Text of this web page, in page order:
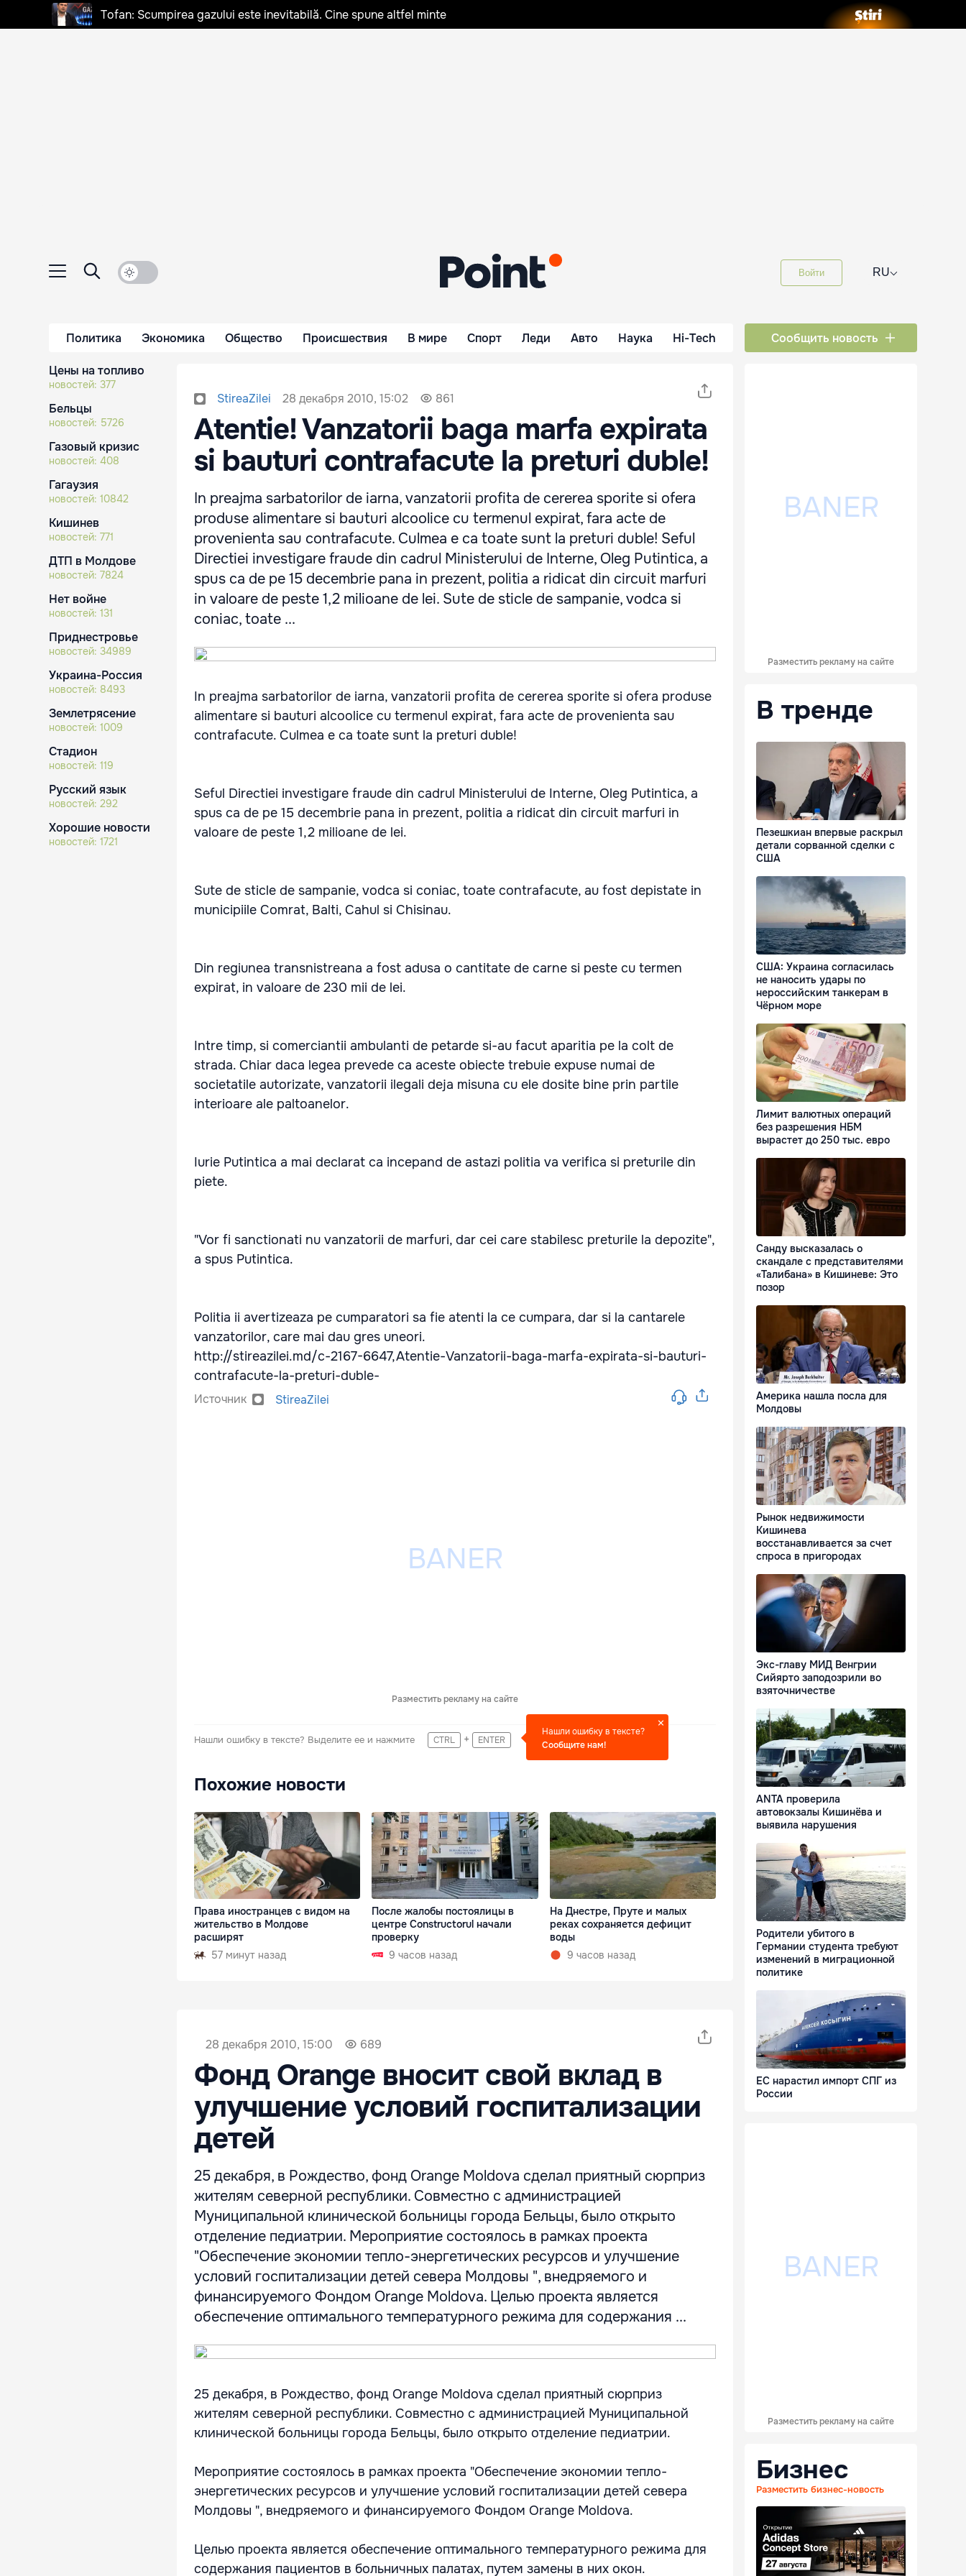
Tofan: Scumpirea gazului este inevitabilă. Cine spune altfel minte
Войти RU⌵
Политика Экономика Общество Происшествия В мире Спорт Леди Авто Наука Hi-Tech Сообщить новость
Цены на топливо
новостей: 377
Бельцы
новостей: 5726
Газовый кризис
новостей: 408
Гагаузия
новостей: 10842
Кишинев
новостей: 771
ДТП в Молдове
новостей: 7824
Нет войне
новостей: 131
Приднестровье
новостей: 34989
Украина-Россия
новостей: 8493
Землетрясение
новостей: 1009
Стадион
новостей: 119
Русский язык
новостей: 292
Хорошие новости
новостей: 1721
StireaZilei 28 декабря 2010, 15:02 861
Atentie! Vanzatorii baga marfa expirata
si bauturi contrafacute la preturi duble!
In preajma sarbatorilor de iarna, vanzatorii profita de cererea sporite si ofera
produse alimentare si bauturi alcoolice cu termenul expirat, fara acte de
provenienta sau contrafacute. Culmea e ca toate sunt la preturi duble! Seful
Directiei investigare fraude din cadrul Ministerului de Interne, Oleg Putintica, a
spus ca de pe 15 decembrie pana in prezent, politia a ridicat din circuit marfuri
in valoare de peste 1,2 milioane de lei. Sute de sticle de sampanie, vodca si
coniac, toate ...
In preajma sarbatorilor de iarna, vanzatorii profita de cererea sporite si ofera produse
alimentare si bauturi alcoolice cu termenul expirat, fara acte de provenienta sau
contrafacute. Culmea e ca toate sunt la preturi duble!
Seful Directiei investigare fraude din cadrul Ministerului de Interne, Oleg Putintica, a
spus ca de pe 15 decembrie pana in prezent, politia a ridicat din circuit marfuri in
valoare de peste 1,2 milioane de lei.
Sute de sticle de sampanie, vodca si coniac, toate contrafacute, au fost depistate in
municipiile Comrat, Balti, Cahul si Chisinau.
Din regiunea transnistreana a fost adusa o cantitate de carne si peste cu termen
expirat, in valoare de 230 mii de lei.
Intre timp, si comerciantii ambulanti de petarde si-au facut aparitia pe la colt de
strada. Chiar daca legea prevede ca aceste obiecte trebuie expuse numai de
societatile autorizate, vanzatorii ilegali deja misuna cu ele dosite bine prin partile
interioare ale paltoanelor.
Iurie Putintica a mai declarat ca incepand de astazi politia va verifica si preturile din
piete.
"Vor fi sanctionati nu vanzatorii de marfuri, dar cei care stabilesc preturile la depozite",
a spus Putintica.
Politia ii avertizeaza pe cumparatori sa fie atenti la ce cumpara, dar si la cantarele
vanzatorilor, care mai dau gres uneori.
http://stireazilei.md/c-2167-6647,Atentie-Vanzatorii-baga-marfa-expirata-si-bauturi-
contrafacute-la-preturi-duble-
Источник StireaZilei
Разместить рекламу на сайте
Нашли ошибку в тексте? Выделите ее и нажмите CTRL + ENTER
Нашли ошибку в тексте?
Сообщите нам!
Похожие новости
Права иностранцев с видом на
жительство в Молдове
расширят
57 минут назад
После жалобы постоялицы в
центре Constructorul начали
проверку
9 часов назад
На Днестре, Пруте и малых
реках сохраняется дефицит
воды
9 часов назад
28 декабря 2010, 15:00 689
Фонд Orange вносит свой вклад в
улучшение условий госпитализации
детей
25 декабря, в Рождество, фонд Orange Moldova сделал приятный сюрприз
жителям северной республики. Совместно с администрацией
Муниципальной клинической больницы города Бельцы, было открыто
отделение педиатрии. Мероприятие состоялось в рамках проекта
"Обеспечение экономии тепло-энергетических ресурсов и улучшение
условий госпитализации детей севера Молдовы ", внедряемого и
финансируемого Фондом Orange Moldova. Целью проекта является
обеспечение оптимального температурного режима для содержания ...
25 декабря, в Рождество, фонд Orange Moldova сделал приятный сюрприз
жителям северной республики. Совместно с администрацией Муниципальной
клинической больницы города Бельцы, было открыто отделение педиатрии.
Мероприятие состоялось в рамках проекта "Обеспечение экономии тепло-
энергетических ресурсов и улучшение условий госпитализации детей севера
Молдовы ", внедряемого и финансируемого Фондом Orange Moldova.
Целью проекта является обеспечение оптимального температурного режима для
содержания пациентов в больничных палатах, путем замены в них окон.
Разместить рекламу на сайте
В тренде
Пезешкиан впервые раскрыл
детали сорванной сделки с
США
США: Украина согласилась
не наносить удары по
нероссийским танкерам в
Чёрном море
Лимит валютных операций
без разрешения НБМ
вырастет до 250 тыс. евро
Санду высказалась о
скандале с представителями
«Талибана» в Кишиневе: Это
позор
Америка нашла посла для
Молдовы
Рынок недвижимости
Кишинева
восстанавливается за счет
спроса в пригородах
Экс-главу МИД Венгрии
Сийярто заподозрили во
взяточничестве
ANTA проверила
автовокзалы Кишинёва и
выявила нарушения
Родители убитого в
Германии студента требуют
изменений в миграционной
политике
ЕС нарастил импорт СПГ из
России
Разместить рекламу на сайте
Бизнес
Разместить бизнес-новость